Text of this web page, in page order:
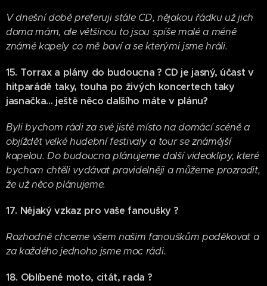
V dnešní době preferuji stále CD, nějakou řádku už jich
doma mám, ale většinou to jsou spíše malé a méně
známé kapely co mě baví a se kterými jsme hráli.
15. Torrax a plány do budoucna ? CD je jasný, účast v
hitparádě taky, touha po živých koncertech taky
jasnačka... ještě něco dalšího máte v plánu?
Byli bychom rádi za své jisté místo na domácí scéně a
objíždět velké hudební festivaly a tour se známější
kapelou. Do budoucna plánujeme další videoklipy, které
bychom chtěli vydávat pravidelněji a můžeme prozradit,
že už něco plánujeme.
17. Nějaký vzkaz pro vaše fanoušky ?
Rozhodně chceme všem našim fanouškům poděkovat a
za každého jednoho jsme moc rádi.
18. Oblíbené moto, citát, rada ?